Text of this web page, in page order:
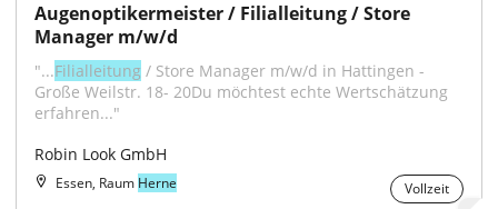
Augenoptikermeister / Filialleitung / Store
Manager m/w/d
"...Filialleitung / Store Manager m/w/d in Hattingen -
Große Weilstr. 18- 20Du möchtest echte Wertschätzung
erfahren..."
Robin Look GmbH
Essen, Raum Herne Vollzeit